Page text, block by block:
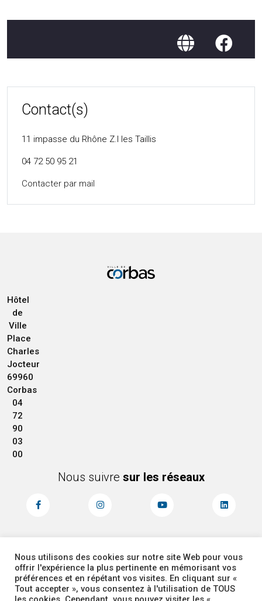
Contact(s)
11 impasse du Rhône Z.I les Taillis
04 72 50 95 21
Contacter par mail
Hôtel
de
Ville
Place
Charles
Jocteur
69960
Corbas
04
72
90
03
00
Nous suivre sur les réseaux
MENTIONS LÉGALES
PLAN DU SITE
ACCESSIBILITÉ
ADMINISTRATEUR
Nous utilisons des cookies sur notre site Web pour vous
offrir l'expérience la plus pertinente en mémorisant vos
préférences et en répétant vos visites. En cliquant sur «
Tout accepter », vous consentez à l'utilisation de TOUS